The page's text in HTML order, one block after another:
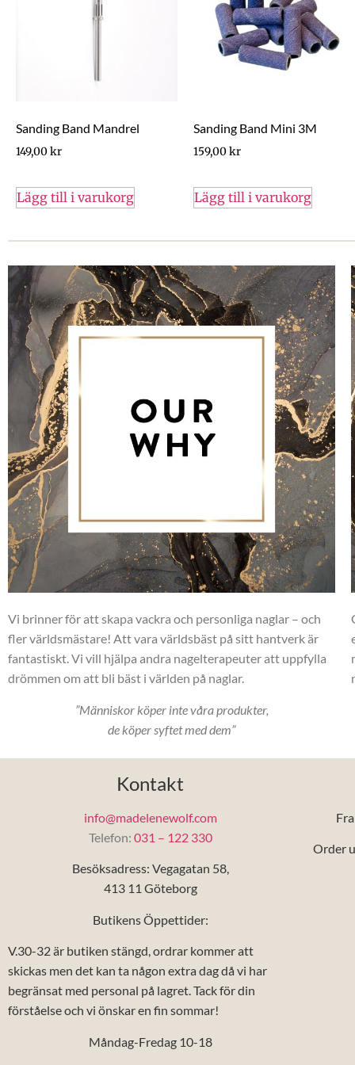
Sanding Band Mandrel
149,00kr
Lägg till i varukorg
Sanding Band Mini 3M
159,00kr
Lägg till i varukorg
Vi brinner för att skapa vackra och personliga naglar – och
fler världsmästare! Att vara världsbäst på sitt hantverk är
fantastiskt. Vi vill hjälpa andra nagelterapeuter att uppfylla
drömmen om att bli bäst i världen på naglar.
”Människor köper inte våra produkter,
de köper syftet med dem”
Kontakt
info@madelenewolf.com
Telefon: 031 – 122 330
Besöksadress: Vegagatan 58,
413 11 Göteborg
Butikens Öppettider:
V.30-32 är butiken stängd, ordrar kommer att
skickas men det kan ta någon extra dag då vi har
begränsat med personal på lagret. Tack för din
förståelse och vi önskar en fin sommar!
Måndag-Fredag 10-18
Order